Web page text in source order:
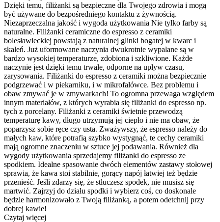
Dzięki temu, filiżanki są bezpieczne dla Twojego zdrowia i mogą
być używane do bezpośredniego kontaktu z żywnością.
Niezaprzeczalna jakość i wygoda użytkowania Nie tylko farby są
naturalne. Filiżanki ceramiczne do espresso z ceramiki
bolesławieckiej powstają z naturalnej glinki bogatej w kwarc i
skaleń. Już uformowane naczynia dwukrotnie wypalane są w
bardzo wysokiej temperaturze, zdobiona i szkliwione. Każde
naczynie jest dzięki temu trwałe, odporne na upływ czasu,
zarysowania. Filiżanki do espresso z ceramiki można bezpiecznie
podgrzewać i w piekarniku, i w mikrofalówce. Bez problemu i
obaw zmywać je w zmywarkach! To ogromna przewaga względem
innym materiałów, z których wyrabia się filiżanki do espresso np.
tych z porcelany. Filiżanki z ceramiki świetnie przewodzą
temperaturę kawy, długo utrzymują jej ciepło i nie ma obaw, że
poparzysz sobie ręce czy usta. Zważywszy, że espresso należy do
małych kaw, które potrafią szybko wystygnąć, te cechy ceramiki
mają ogromne znaczeniu w sztuce jej podawania. Również dla
wygody użytkowania sprzedajemy filiżanki do espresso ze
spodkiem. Idealne spasowanie dwóch elementów zastawy stołowej
sprawia, że kawa stoi stabilnie, gorący napój łatwiej też będzie
przenieść. Jeśli zdarzy się, że stłuczesz spodek, nie musisz się
martwić. Zajrzyj do działu spodki i wybierz coś, co doskonale
będzie harmonizowało z Twoją filiżanką, a potem odetchnij przy
dobrej kawie!
Czytaj więcej